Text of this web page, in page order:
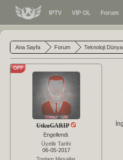
IPTV VIP OL Forum
Ana Sayfa Forum Teknoloji
UtkuGARIP
Engellendi.
Üyelik Tarihi
06-05-2017